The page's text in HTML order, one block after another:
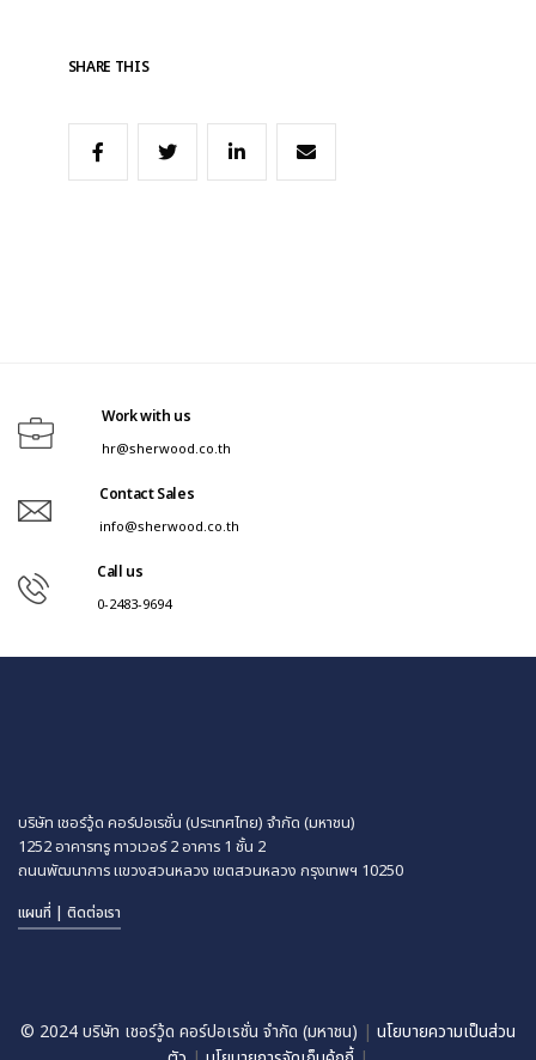
SHARE THIS
Work with us
hr@sherwood.co.th
Contact Sales
info@sherwood.co.th
Call us
0-2483-9694
บริษัท เชอร์วู้ด คอร์ปอเรชั่น (ประเทศไทย) จำกัด (มหาชน)
1252 อาคารทรู ทาวเวอร์ 2 อาคาร 1 ชั้น 2
ถนนพัฒนาการ แขวงสวนหลวงเขตสวนหลวง กรุงเทพฯ 10250
แผนที่ | ติดต่อเรา
© 2024 บริษัท เชอร์วู้ด คอร์ปอเรชั่น จำกัด (มหาชน) |นโยบายความเป็นส่วน